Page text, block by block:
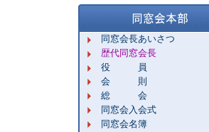
同窓会長あいさつ
歴代同窓会長
役 員
会 則
総 会
同窓会入会式
同窓会名簿